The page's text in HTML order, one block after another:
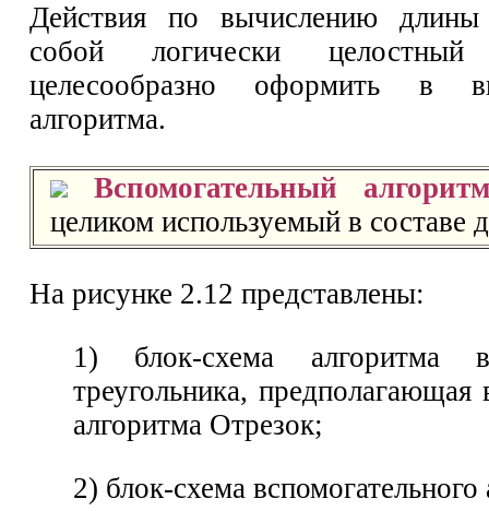
Действия по вычислению длины
собой логически
целесообразно оформить в
алгоритма.
Вспомогательный алгоритм
целиком используемый в составе
На рисунке 2.12 представлены:
1) блок-схема алгоритма
треугольника, предполагающая
алгоритма Отрезок;
2) блок-схема